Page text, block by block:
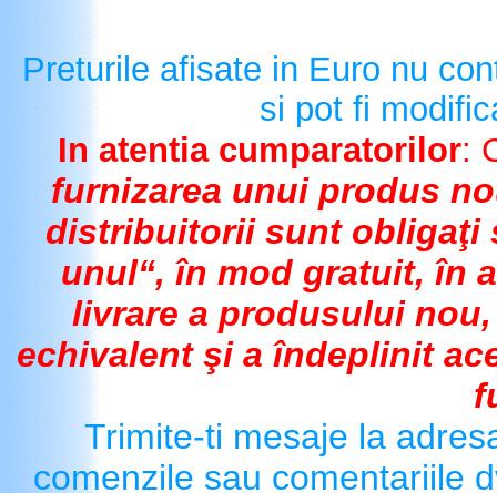
Preturile afisate in Euro nu
si pot fi
In atentia cumparatorilor:
furnizarea unui produs
distribuitorii sunt obligaţi
unul“, în mod gratuit, în
livrare a produsului
echivalent şi a îndeplinit
Trimite-ti mesaje la
comenzile sau comentariile